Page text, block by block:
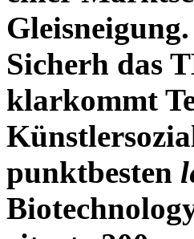
Sicherh das
klarkommt
punktbesten